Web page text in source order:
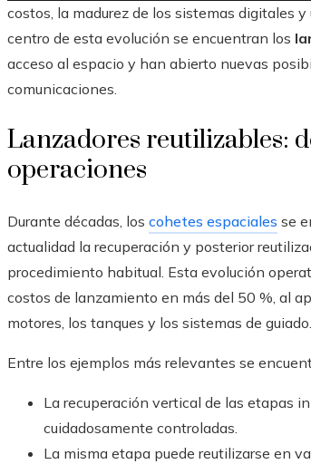
costos, la madurez de los sistemas digitales
centro de esta evolución se encuentran los
acceso al espacio y han abierto nuevas
comunicaciones.
Lanzadores reutilizables:
operaciones
Durante décadas, los cohetes espaciales se
actualidad la recuperación y posterior
procedimiento habitual. Esta evolución
costos de lanzamiento en más del 50 %, al
motores, los tanques y los sistemas de guiado.
Entre los ejemplos más relevantes se
La recuperación vertical de las etapas
cuidadosamente controladas.
La misma etapa puede reutilizarse en